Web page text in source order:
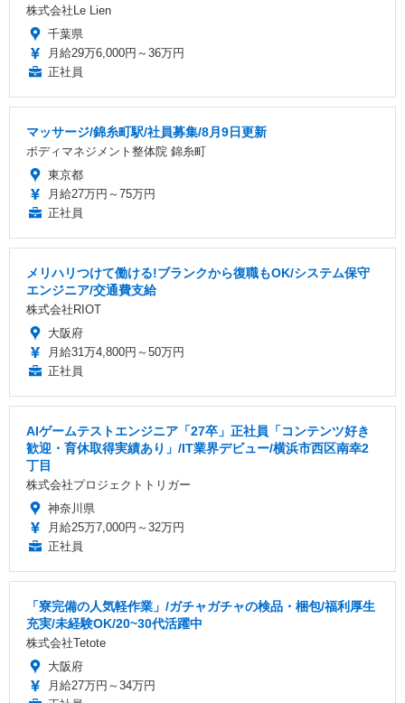
株式会社Le Lien
千葉県
月給29万6,000円～36万円
正社員
マッサージ/錦糸町駅/社員募集/8月9日更新
ボディマネジメント整体院 錦糸町
東京都
月給27万円～75万円
正社員
メリハリつけて働ける!ブランクから復職もOK/システム保守
エンジニア/交通費支給
株式会社RIOT
大阪府
月給31万4,800円～50万円
正社員
AIゲームテストエンジニア「27卒」正社員「コンテンツ好き
歓迎・育休取得実績あり」/IT業界デビュー/横浜市西区南幸2
丁目
株式会社プロジェクトトリガー
神奈川県
月給25万7,000円～32万円
正社員
「寮完備の人気軽作業」/ガチャガチャの検品・梱包/福利厚生
充実/未経験OK/20~30代活躍中
株式会社Tetote
大阪府
月給27万円～34万円